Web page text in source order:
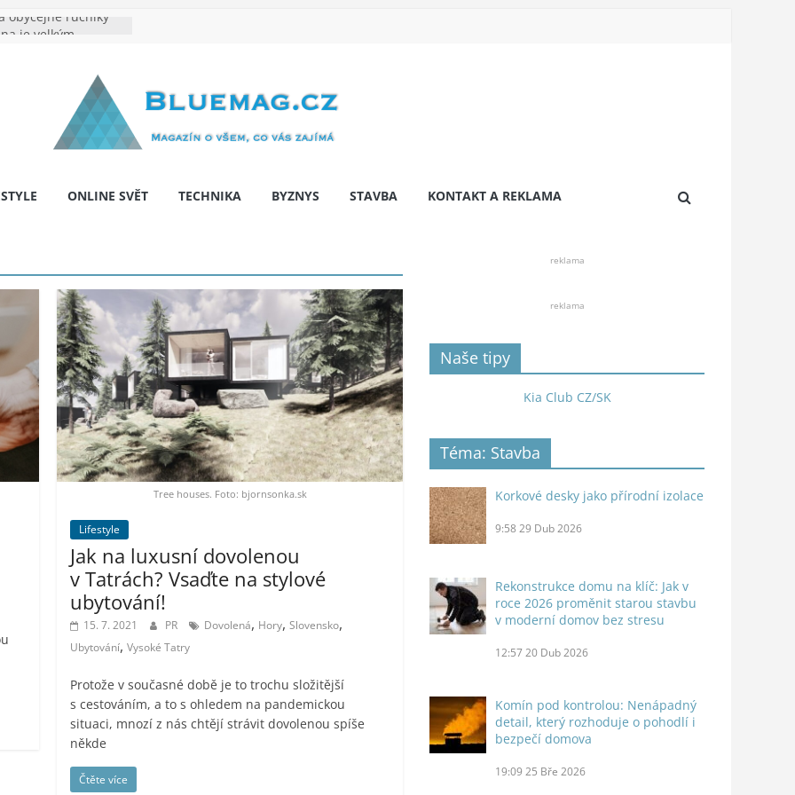
obyčejné ručníky
Na co myslet, aby
pár let nepřekvapila
bariér: když auto
ONLINE SVĚT TECHNIKA BYZNYS STAVBA KONTAKT A REKLAMA
Tree houses. Foto: bjornsonka.sk
Lifestyle
Jak na luxusní dovolenou
v Tatrách? Vsaďte na stylové
ubytování!
15. 7. 2021 PR Dovolená, Hory,Slovensko,
Ubytování,Vysoké Tatry
Protože v současné době je to trochu složitější
s cestováním, a to s ohledem na pandemickou
situaci, mnozí z nás chtějí strávit dovolenou spíše
někde
Čtěte více
reklama
reklama
Naše tipy
Kia Club CZ/SK
Téma: Stavba
Korkové desky jako přírodní izolace
9:58 29 Dub 2026
Rekonstrukce domu na klíč: Jak v
roce 2026 proměnit starou stavbu
v moderní domov bez stresu
12:57 20 Dub 2026
Komín pod kontrolou: Nenápadný
detail, který rozhoduje o pohodlí i
bezpečí domova
19:09 25 Bře 2026